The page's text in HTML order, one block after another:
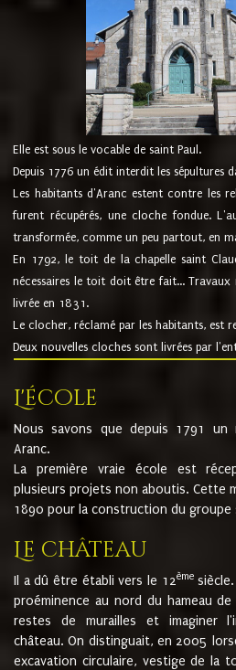
Elle est sous le vocable de saint Paul.
Depuis 1776 un édit interdit les sépultures
Les habitants d'Aranc estent contre les
furent récupérés, une cloche fondue.
transformée, comme un peu partout, en
En 1792, le toit de la chapelle saint
nécessaires le toit doit être fait... Travaux
livrée en 1831.
Le clocher, réclamé par les habitants, est
Deux nouvelles cloches sont livrées par
L'école
Nous savons que depuis 1791 un
Aranc.
La première vraie école est
plusieurs projets non aboutis. Cette
1890 pour la construction du groupe
Le château
Il a dû être établi vers le 12èmesiècle.
proéminence au nord du hameau
restes de murailles et imaginer
château. On distinguait, en 2005
excavation circulaire, vestige de la